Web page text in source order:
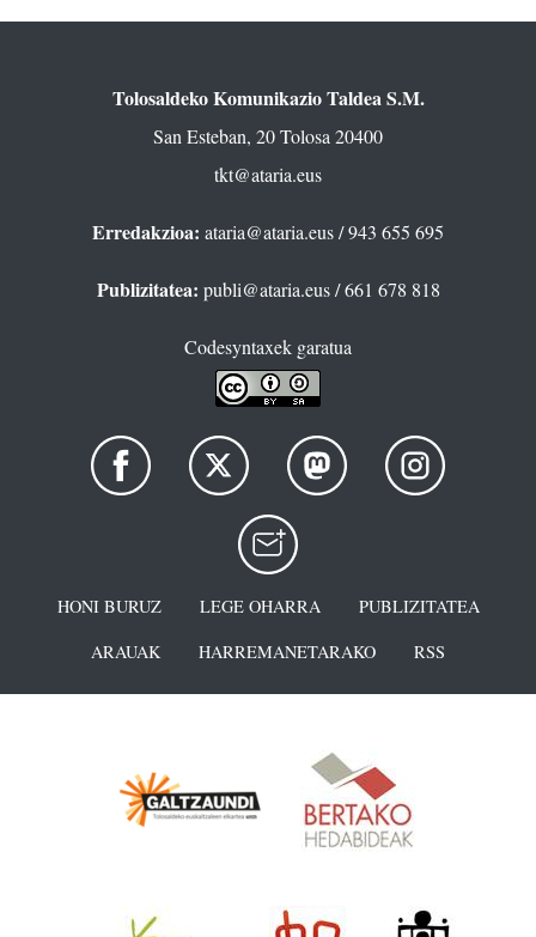
Tolosaldeko Komunikazio Taldea S.M.
San Esteban, 20 Tolosa 20400
tkt@ataria.eus
Erredakzioa: ataria@ataria.eus/ 943 655 695
Publizitatea: publi@ataria.eus/ 661 678 818
Codesyntaxek garatua
HONI BURUZ LEGE OHARRA
PUBLIZITATEA
ARAUAK
HARREMANETARAKO RSS